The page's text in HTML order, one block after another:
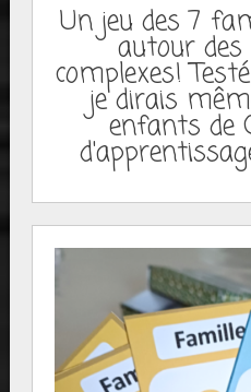
Un jeu des 7
autour
complexes!
je dirais
enfants de